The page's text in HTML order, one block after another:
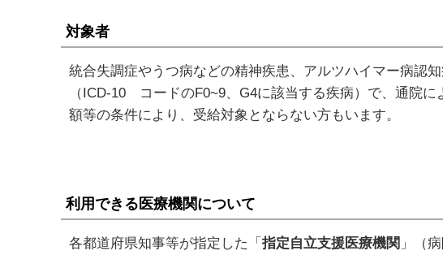
対象者
統合失調症やうつ病などの精神疾患、アルツハイマー病認
（ICD-10 コードのF0~9、G4に該当する疾病）で、通院
額等の条件により、受給対象とならない方もいます。
利用できる医療機関について
各都道府県知事等が指定した「 指定自立支援医療機関 」（